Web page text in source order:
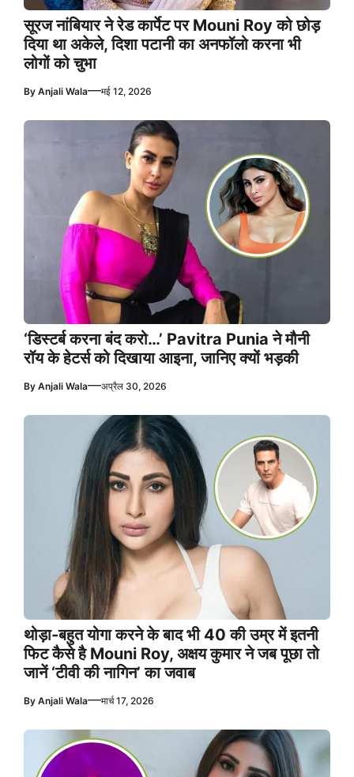
सूरज नांबियार ने रेड कार्पेट पर Mouni Roy को छोड़
दिया था अकेले, दिशा पटानी का अनफॉलो करना भी
लोगों को चुभा
By Anjali Wala—मई 12, 2026
‘डिस्टर्ब करना बंद करो…’ Pavitra Punia ने मौनी
रॉय के हेटर्स को दिखाया आइना, जानिए क्यों भड़की
By Anjali Wala—अप्रैल 30, 2026
थोड़ा-बहुत योगा करने के बाद भी 40 की उम्र में इतनी
फिट कैसे है Mouni Roy, अक्षय कुमार ने जब पूछा तो
जानें ‘टीवी की नागिन’ का जवाब
By Anjali Wala—मार्च 17, 2026